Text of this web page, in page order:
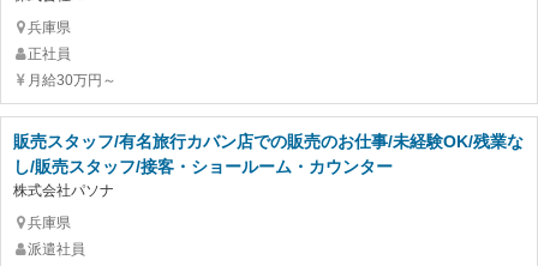
兵庫県
正社員
月給30万円～
販売スタッフ/有名旅行カバン店での販売のお仕事/未経験OK/残業な
し/販売スタッフ/接客・ショールーム・カウンター
株式会社パソナ
兵庫県
派遣社員